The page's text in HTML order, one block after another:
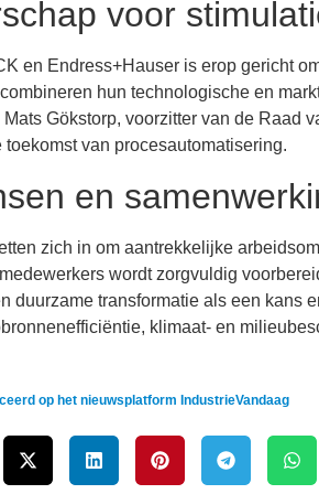
voor
en Endress+Hauser is erop gericht
hun technologische en
Gökstorp, voorzitter van de Raad
van procesautomatisering.
en
zich in om aantrekkelijke
wordt zorgvuldig
duurzame transformatie als een kans
klimaat- en
op het nieuwsplatform IndustrieVandaag